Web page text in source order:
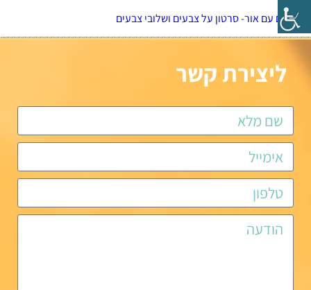
משחקים עם אור- סרטון על צבעים ושלובי צבעים
ליצירת קשר